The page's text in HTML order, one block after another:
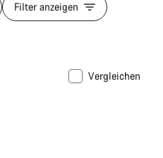
Filter anzeigen
Vergleichen